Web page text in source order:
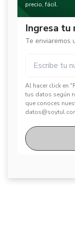
precio, fácil.
Ingresa tu
Te enviaremos
Al hacer click en
tus datos según
que conoces